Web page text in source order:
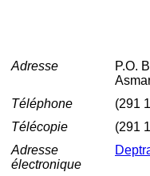
Adresse
P.O.
Téléphone
(291
Télécopie
(291
Adresse
électronique